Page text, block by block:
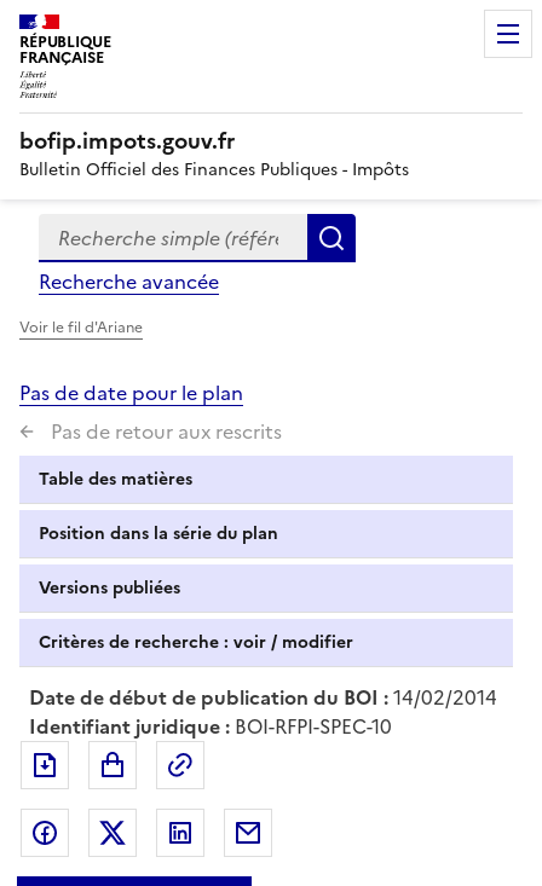
RÉPUBLIQUE
FRANÇAISE
bofip.impots.gouv.fr
Bulletin Officiel des Finances Publiques - Impôts
Formulaire
de
recherche
Recherche simple (références, mots clés, partie du
Recherche avancée
Voir le fil d'Ariane
Pas de date pour le plan
Pas de retour aux rescrits
Table des matières
Position dans la série du plan
Versions publiées
Critères de recherche : voir / modifier
Date de début de publication du BOI :14/02/2014
Identifiant juridique : BOI-RFPI-SPEC-10
Exporter le document au format pdf
Partager sur Facebook
Partager sur Twitter
Partager sur LinkedIn